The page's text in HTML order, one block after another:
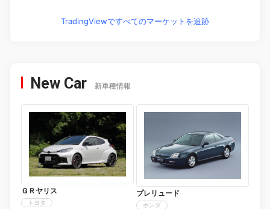
TradingViewですべてのマーケットを追跡
New Car 新車種情報
ＧＲヤリス
トヨタ
プレリュード
ホンダ